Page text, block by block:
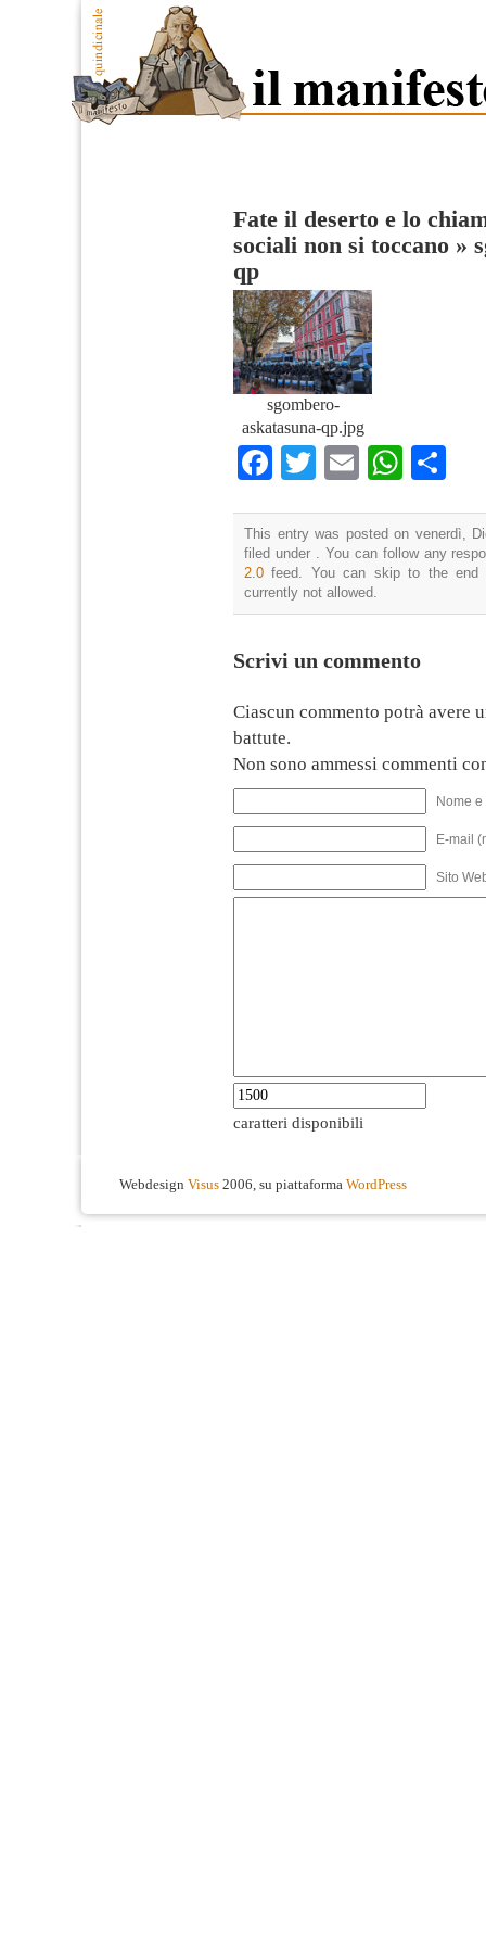
Fate il deserto e lo
sociali non si toccano »
qp
sgombero-
askatasuna-qp.jpg
Facebook
TwitterEmail
This entry was posted on venerdì,
filed under . You can follow any
2.0 feed. You can skip to the end
currently not allowed.
Scrivi un commento
Ciascun commento potrà avere
battute.
Non sono ammessi commenti
Nome
E-mail
Sito
caratteri disponibili
Webdesign Visus 2006, su piattaforma WordPress